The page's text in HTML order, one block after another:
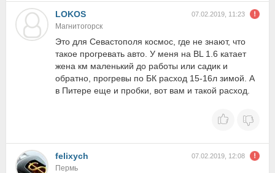
LOKOS 07.02.2019, 11:23
Магнитогорск
Это для Севастополя космос, где не знают, что
такое прогревать авто. У меня на BL 1.6 катает
жена км маленький до работы или садик и
обратно, прогревы по БК расход 15-16л зимой. А
в Питере еще и пробки, вот вам и такой расход.
felixych 07.02.2019, 12:08
Пермь